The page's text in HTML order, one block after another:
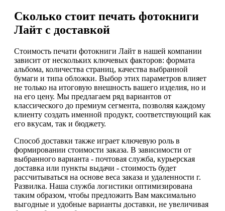
Сколько стоит печать фотокниги
Лайт с доставкой
Стоимость печати фотокниги Лайт в нашей компании
зависит от нескольких ключевых факторов: формата
альбома, количества страниц, качества выбранной
бумаги и типа обложки. Выбор этих параметров влияет
не только на итоговую внешность вашего изделия, но и
на его цену. Мы предлагаем ряд вариантов от
классического до премиум сегмента, позволяя каждому
клиенту создать именной продукт, соответствующий как
его вкусам, так и бюджету.
Способ доставки также играет ключевую роль в
формировании стоимости заказа. В зависимости от
выбранного варианта - почтовая служба, курьерская
доставка или пункты выдачи - стоимость будет
рассчитываться на основе веса заказа и удаленности г.
Развилка. Наша служба логистики оптимизирована
таким образом, чтобы предложить Вам максимально
выгодные и удобные варианты доставки, не увеличивая